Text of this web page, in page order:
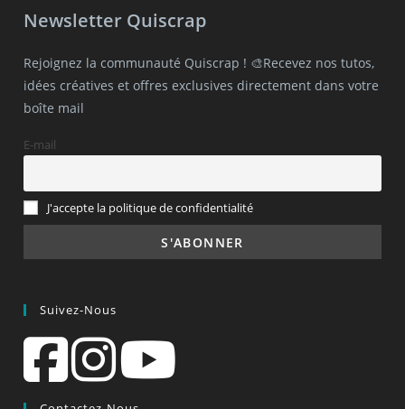
Newsletter Quiscrap
Rejoignez la communauté Quiscrap ! 🎨Recevez nos tutos,
idées créatives et offres exclusives directement dans votre
boîte mail
E-mail
J'accepte la politique de confidentialité
Suivez-Nous